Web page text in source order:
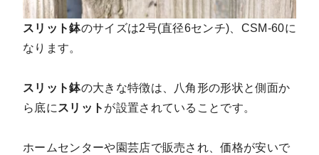
スリット鉢のサイズは2号(直径6センチ)、CSM-60に
なります。
スリット鉢の大きな特徴は、八角形の形状と側面か
ら底に スリット が設置されていることです。
ホームセンターや園芸店で販売され、価格が安いで